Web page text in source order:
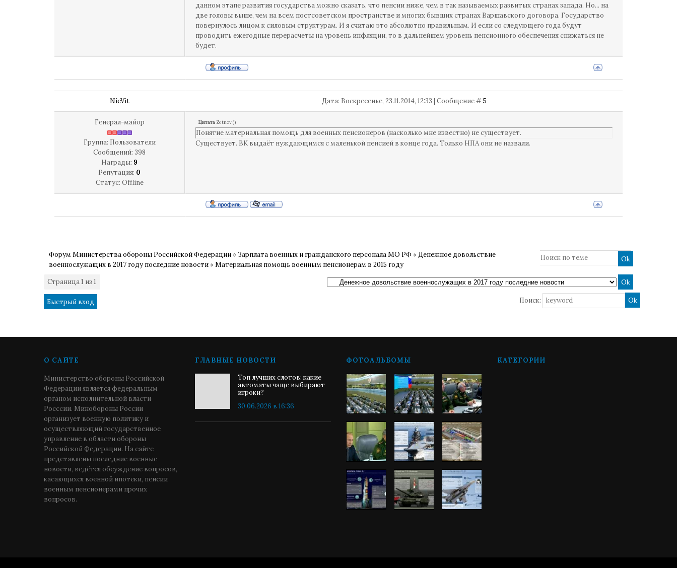
данном этапе развития государства можно сказать, что пенсии ниже, чем в так называемых развитых странах запада. Но... на
две головы выше, чем на всем постсоветском пространстве и многих бывших странах Варшавского договора. Государство
повернулось лицом к силовым структурам. И я считаю это абсолютно правильным. И если со следующего года будут
проводить ежегодные перерасчеты на уровень инфляции, то в дальнейшем уровень пенсионного обеспечения снижаться не
будет.
NicVit Дата: Воскресенье, 23.11.2014, 12:33 | Сообщение #5
Генерал-майор
Группа: Пользователи
Сообщений: 398
Награды: 9
Репутация: 0
Статус: Offline
Цитата Zetnov()
Понятие материальная помощь для военных пенсионеров (насколько мне известно) не существует.
Существует. ВК выдаёт нуждающимся с маленькой пенсией в конце года. Только НПА они не назвали.
Форум Министерства обороны Российской Федерации » Зарплата военных и гражданского персонала МО РФ »Денежное довольствие
военнослужащих в 2017 году последние новости »Материальная помощь военным пенсионерам в 2015 году
Страница1 из 1
Поиск:
О САЙТЕ
Министерство обороны Российской
Федерации является федеральным
органом исполнительной власти
Росссии. Минобороны России
организует военную политику и
осуществляющий государственное
управление в области обороны
Российской Федерации. На сайте
представлены последние военные
новости, ведётся обсуждение вопросов,
касающихся военной ипотеки, пенсии
военным пенсионерами прочих
вопросов.
ГЛАВНЫЕ НОВОСТИ
Топ лучших слотов: какие
автоматы чаще выбирают
игроки?
30.06.2026 в 16:36
ФОТОАЛЬБОМЫ КАТЕГОРИИ